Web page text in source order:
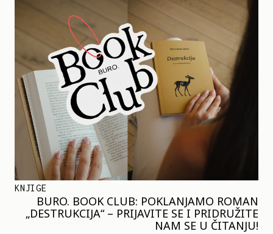
KNJIGE
BURO. BOOK CLUB: POKLANJAMO ROMAN
„DESTRUKCIJA“ – PRIJAVITE SE I PRIDRUŽITE
NAM SE U ČITANJU!